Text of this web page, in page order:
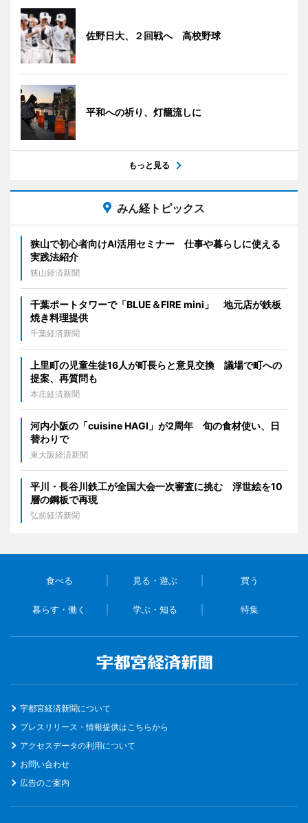
佐野日大、２回戦へ 高校野球
平和への祈り、灯籠流しに
もっと見る
みん経トピックス
狭山で初心者向けAI活用セミナー 仕事や暮らしに使える
実践法紹介
狭山経済新聞
千葉ポートタワーで「BLUE＆FIRE mini」 地元店が鉄板
焼き料理提供
千葉経済新聞
上里町の児童生徒16人が町長らと意見交換 議場で町への
提案、再質問も
本庄経済新聞
河内小阪の「cuisine HAGI」が2周年 旬の食材使い、日
替わりで
東大阪経済新聞
平川・長谷川鉄工が全国大会一次審査に挑む 浮世絵を10
層の鋼板で再現
弘前経済新聞
食べる 見る・遊ぶ 買う
暮らす・働く 学ぶ・知る 特集
宇都宮経済新聞について
プレスリリース・情報提供はこちらから
アクセスデータの利用について
お問い合わせ
広告のご案内